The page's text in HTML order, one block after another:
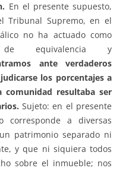
En el presente supuesto,
Tribunal Supremo, en el
no ha actuado como
de equivalencia y
ante verdaderos
los porcentajes a
comunidad resultaba ser
Sujeto: en el presente
corresponde a diversas
patrimonio separado ni
y que ni siquiera todos
sobre el inmueble; nos